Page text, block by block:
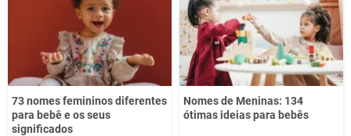
73 nomes femininos diferentes
para bebê e os seus
significados
Nomes de Meninas: 134
ótimas ideias para bebês